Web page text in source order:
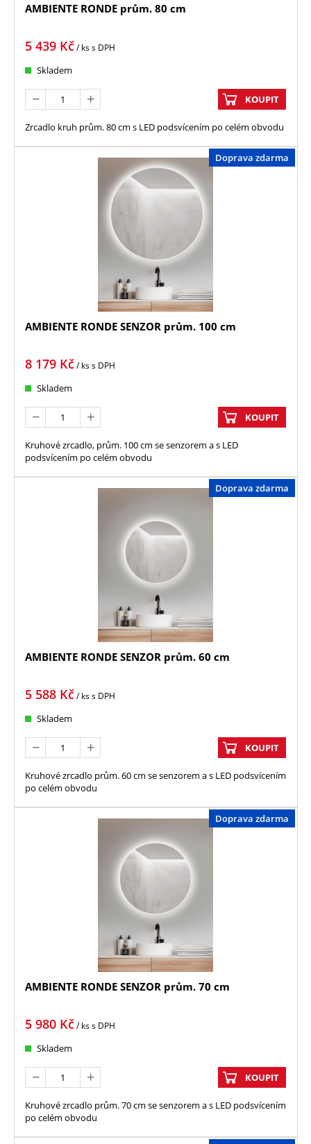
AMBIENTE RONDE prům. 80 cm
5 439 Kč/ kss DPH
Skladem
KOUPIT
Zrcadlo kruh prům. 80 cm s LED podsvícením po celém obvodu
Doprava zdarma
AMBIENTE RONDE SENZOR prům. 100 cm
8 179 Kč/ kss DPH
Skladem
KOUPIT
Kruhové zrcadlo, prům. 100 cm se senzorem a s LED
podsvícením po celém obvodu
Doprava zdarma
AMBIENTE RONDE SENZOR prům. 60 cm
5 588 Kč/ kss DPH
Skladem
KOUPIT
Kruhové zrcadlo prům. 60 cm se senzorem a s LED podsvícením
po celém obvodu
Doprava zdarma
AMBIENTE RONDE SENZOR prům. 70 cm
5 980 Kč/ kss DPH
Skladem
KOUPIT
Kruhové zrcadlo prům. 70 cm se senzorem a s LED podsvícením
po celém obvodu